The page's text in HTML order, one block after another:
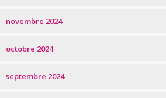
novembre 2024
octobre 2024
septembre 2024